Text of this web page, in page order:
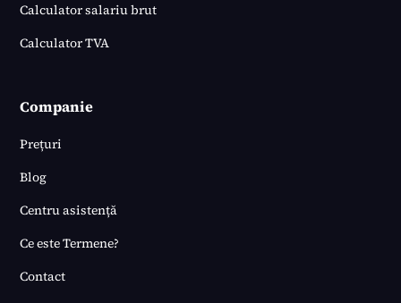
Calculator salariu brut
Calculator TVA
Companie
Prețuri
Blog
Centru asistență
Ce este Termene?
Contact